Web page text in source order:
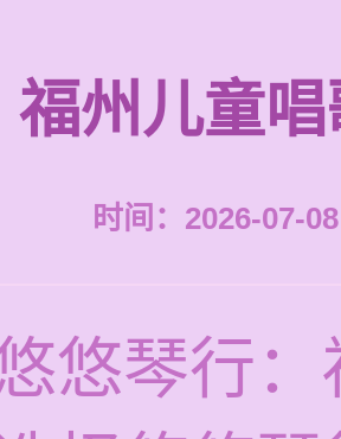
福州儿童
时间：2026-07-
悠琴行